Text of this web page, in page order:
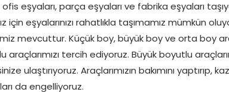
eşyaları, parça eşyaları ve fabrika eşyaları
için eşyalarınızı rahatlıkla taşımamız mümkün
mevcuttur. Küçük boy, büyük boy ve orta boy
tercih ediyoruz. Büyük boyutlu
ulaştırıyoruz. Araçlarımızın bakımını yaptırıp,
da engelliyoruz.